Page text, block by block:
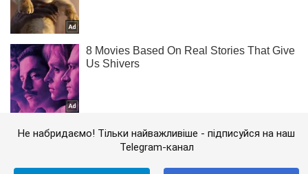
Не набридаємо! Тільки найважливіше - підписуйся на наш
Telegram-канал